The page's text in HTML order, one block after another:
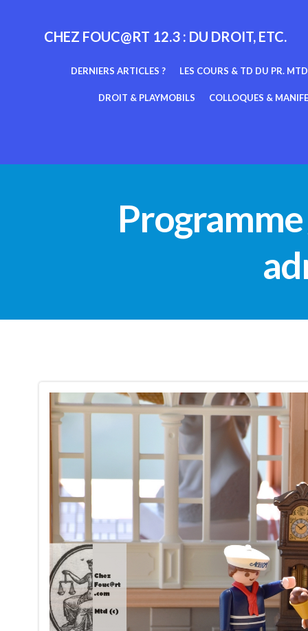
CHEZ FOUC@RT 12.3 : DU DROIT, ETC.
DERNIERS ARTICLES ? LES COURS & TD DU PR. MTD
DROIT & PLAYMOBILS COLLOQUES &